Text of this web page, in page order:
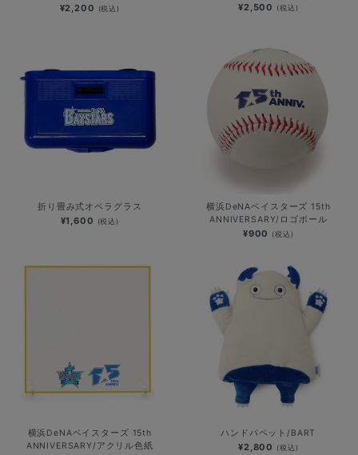
¥2,200 (税込) ¥2,500 (税込)
折り畳み式オペラグラス
¥1,600 (税込)
横浜DeNAベイスターズ 15th
ANNIVERSARY/ロゴボール
¥900 (税込)
横浜DeNAベイスターズ 15th
ANNIVERSARY/アクリル色紙
ハンドパペット/BART
¥2,800 (税込)